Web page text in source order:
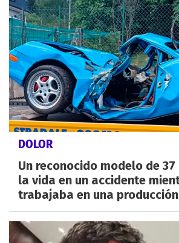
DOLOR
Un reconocido modelo de
la vida en un accidente
trabajaba en una producción